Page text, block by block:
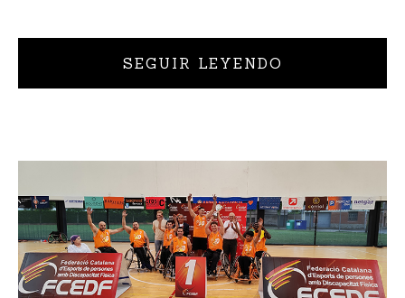
SEGUIR LEYENDO